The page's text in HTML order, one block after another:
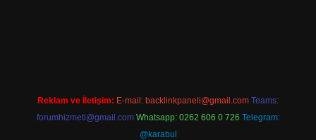
Reklam ve İletişim: E-mail: backlinkpaneli@gmail.com Teams:
forumhizmeti@gmail.com Whatsapp: 0262 606 0 726 Telegram:
@karabul